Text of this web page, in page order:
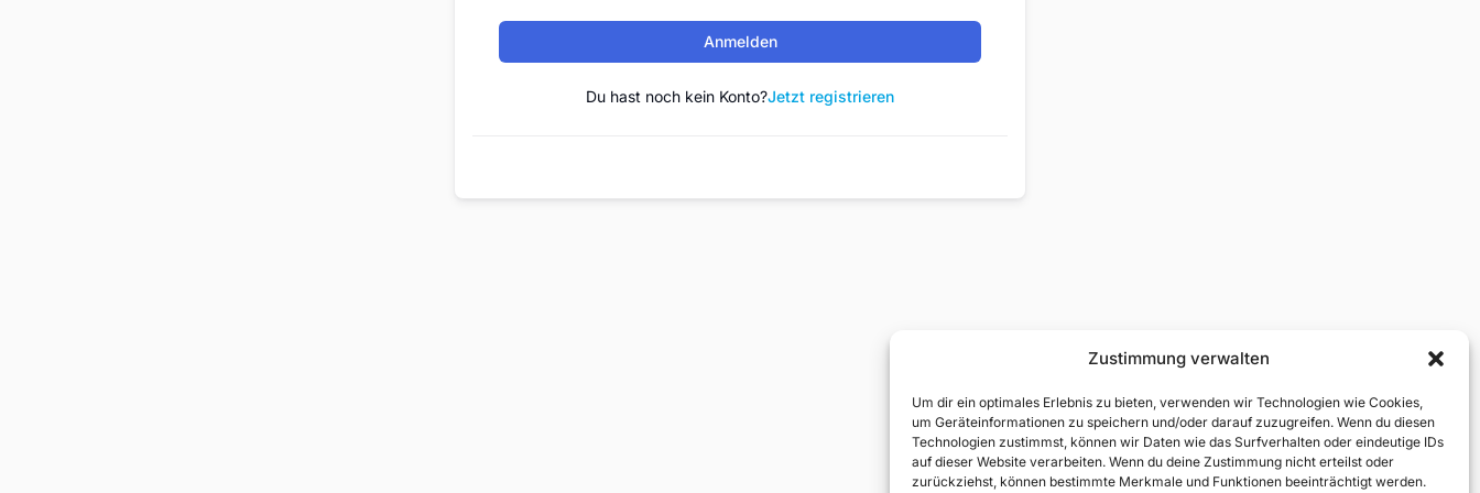
Zustimmung verwalten
Um dir ein optimales Erlebnis zu bieten, verwenden wir Technologien wie Cookies,
um Geräteinformationen zu speichern und/oder darauf zuzugreifen. Wenn du diesen
Technologien zustimmst, können wir Daten wie das Surfverhalten oder eindeutige IDs
auf dieser Website verarbeiten. Wenn du deine Zustimmung nicht erteilst oder
zurückziehst, können bestimmte Merkmale und Funktionen beeinträchtigt werden.
Anmelden
Du hast noch kein Konto?Jetzt registrieren